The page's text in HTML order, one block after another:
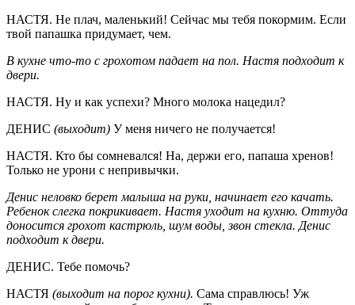
НАСТЯ. Не плач, маленький! Сейчас мы тебя покормим. Если
твой папашка придумает, чем.
В кухне что-то с грохотом падает на пол. Настя подходит к
двери.
НАСТЯ. Ну и как успехи? Много молока нацедил?
ДЕНИС (выходит) У меня ничего не получается!
НАСТЯ. Кто бы сомневался! На, держи его, папаша хренов!
Только не урони с непривычки.
Денис неловко берет малыша на руки, начинает его качать.
Ребенок слегка покрикивает. Настя уходит на кухню. Оттуда
доносится грохот кастрюль, шум воды, звон стекла. Денис
подходит к двери.
ДЕНИС. Тебе помочь?
НАСТЯ (выходит на порог кухни). Сама справлюсь! Уж